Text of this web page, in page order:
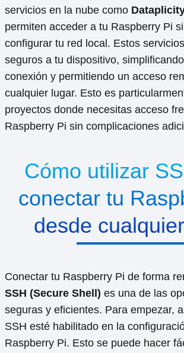
servicios en la nube como
permiten acceder a tu Raspberry Pi
configurar tu red local. Estos
seguros a tu dispositivo,
conexión y permitiendo un acceso
cualquier lugar. Esto es
proyectos donde necesitas acceso
Raspberry Pi sin complicaciones
Cómo utilizar
conectar tu
desde
Conectar tu Raspberry Pi de forma
SSH (Secure Shell) es una de las
seguras y eficientes. Para empezar,
SSH esté habilitado en la
Raspberry Pi. Esto se puede hacer